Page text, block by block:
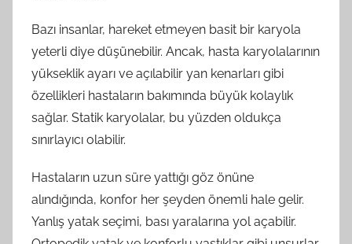
Bazı insanlar, hareket etmeyen basit bir karyola
yeterli diye düşünebilir. Ancak, hasta karyolalarının
yükseklik ayarı ve açılabilir yan kenarları gibi
özellikleri hastaların bakımında büyük kolaylık
sağlar. Statik karyolalar, bu yüzden oldukça
sınırlayıcı olabilir.
Hastaların uzun süre yattığı göz önüne
alındığında, konfor her şeyden önemli hale gelir.
Yanlış yatak seçimi, bası yaralarına yol açabilir.